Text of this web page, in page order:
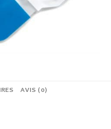
AVIS (0)